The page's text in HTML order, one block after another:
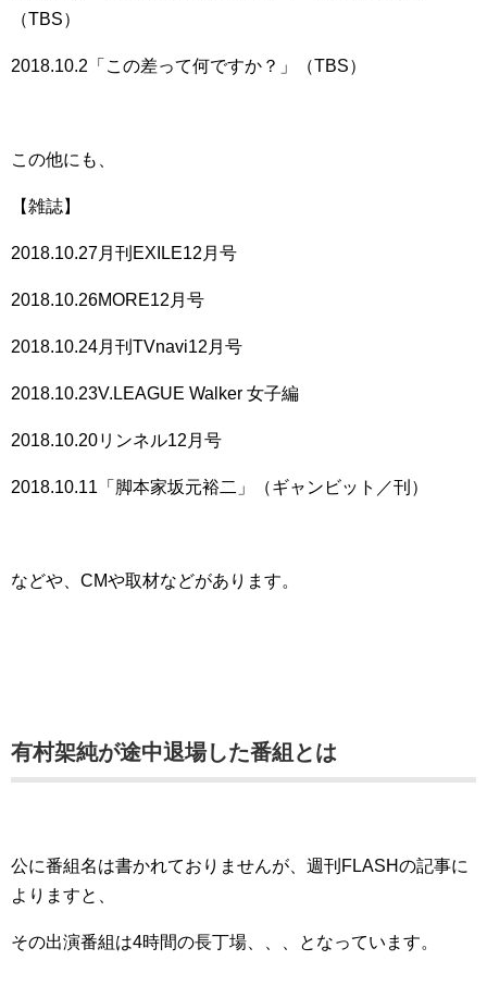
（TBS）
2018.10.2「この差って何ですか？」（TBS）
この他にも、
【雑誌】
2018.10.27月刊EXILE12月号
2018.10.26MORE12月号
2018.10.24月刊TVnavi12月号
2018.10.23V.LEAGUE Walker 女子編
2018.10.20リンネル12月号
2018.10.11「脚本家坂元裕二」（ギャンビット／刊）
などや、CMや取材などがあります。
有村架純が途中退場した番組とは
公に番組名は書かれておりませんが、週刊FLASHの記事に
よりますと、
その出演番組は4時間の長丁場、、、となっています。